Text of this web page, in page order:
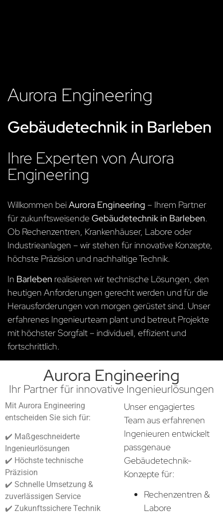
Aurora Engineering
Gebäudetechnik in Barleben
Ihre Experten von Aurora
Engineering
Willkommen beiAurora Engineering – Ihrem Partner
für zukunftsweisendeGebäudetechnik in Barleben.
Ob Rechenzentren, Krankenhäuser, Labore oder
Industrieanlagen – wir stehen für innovative Konzepte,
höchste Präzision und nachhaltige Technik.
In Barleben realisieren wir technische Lösungen, den
heutigen Anforderungen gerecht werden und für die
Herausforderungen von morgen gerüstet sind. Unser
erfahrenes Ingenieurteam plant und betreut Projekte
mit höchster Sorgfalt – individuell, effizient und
fortschrittlich.
Aurora Engineering
Ihr Partner für innovative Ingenieurlösungen
Mit Aurora Engineering
entscheiden Sie sich für:
✔️ Maßgeschneiderte
Ingenieurlösungen
✔️ Höchste technische
Präzision
✔️ Schnelle Umsetzung &
zuverlässigen Service
✔️ Zukunftssichere Technik
Unser engagiertes
Team aus erfahrenen
Ingenieuren entwickelt
passgenaue
Gebäudetechnik-
Konzepte für:
Rechenzentren &
Labore